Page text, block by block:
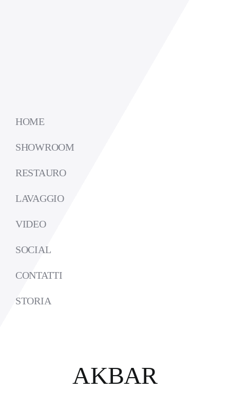
HOME
SHOWROOM
RESTAURO
LAVAGGIO
VIDEO
SOCIAL
CONTATTI
STORIA
AKBAR